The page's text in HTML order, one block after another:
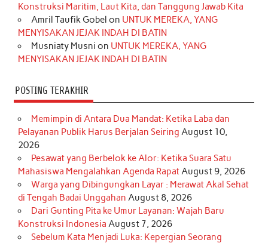
k
a
m
s
t
n
Konstruksi Maritim, Laut Kita, dan Tanggung Jawab Kita
Amril Taufik Gobel on UNTUK MEREKA, YANG
MENYISAKAN JEJAK INDAH DI BATIN
Musniaty Musni on UNTUK MEREKA, YANG
MENYISAKAN JEJAK INDAH DI BATIN
POSTING TERAKHIR
Memimpin di Antara Dua Mandat: Ketika Laba dan
Pelayanan Publik Harus Berjalan Seiring August 10,
2026
Pesawat yang Berbelok ke Alor: Ketika Suara Satu
Mahasiswa Mengalahkan Agenda Rapat August 9, 2026
Warga yang Dibingungkan Layar : Merawat Akal Sehat
di Tengah Badai Unggahan August 8, 2026
Dari Gunting Pita ke Umur Layanan: Wajah Baru
Konstruksi Indonesia August 7, 2026
Sebelum Kata Menjadi Luka: Kepergian Seorang